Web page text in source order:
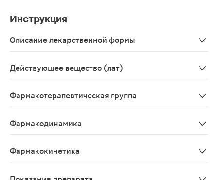
Инструкция
Описание лекарственной формы
Действующее вещество (лат)
Фармакотерапевтическая группа
Фармакодинамика
Фармакокинетика